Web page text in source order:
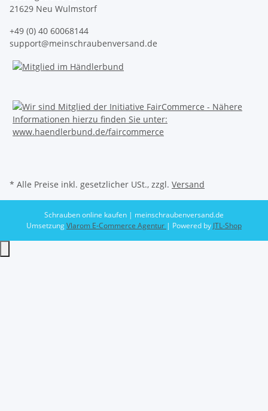
21629 Neu Wulmstorf
+49 (0) 40 60068144
support@meinschraubenversand.de
* Alle Preise inkl. gesetzlicher USt., zzgl. Versand
Schrauben online kaufen | meinschraubenversand.de
UmsetzungVlarom E-Commerce Agentur | Powered by JTL-Shop